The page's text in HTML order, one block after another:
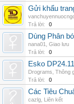
Gửi khẩu
Trả lời:
0
Dùng Phân
nana01
Giao lưu
Trả lời:
0
Esko
Drograms Thông
Trả lời:
0
Các Tiêu
cazlg Liên kết